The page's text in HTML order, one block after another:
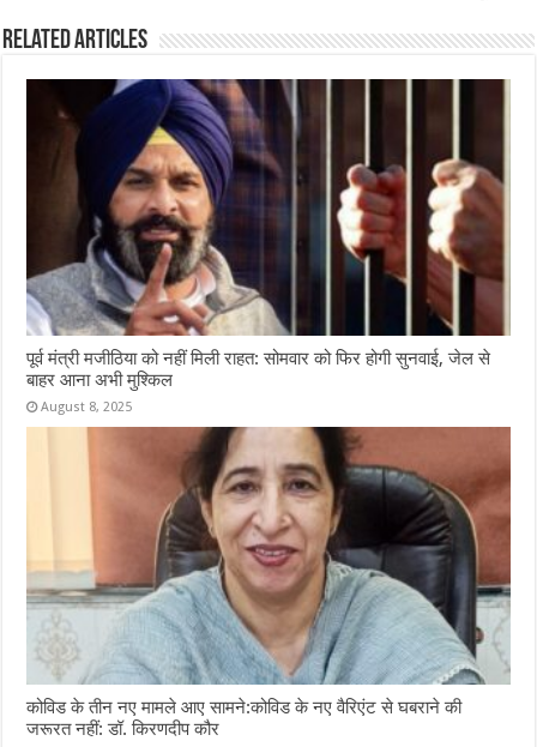
Related Articles
पूर्व मंत्री मजीठिया को नहीं मिली राहत: सोमवार को फिर होगी सुनवाई, जेल से
बाहर आना अभी मुश्किल
August 8, 2025
कोविड के तीन नए मामले आए सामने:कोविड के नए वैरिएंट से घबराने की
जरूरत नहीं: डॉ. किरणदीप कौर